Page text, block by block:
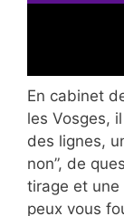
En cabinet
les Vosges,
des lignes,
non”, de
tirage et
peux vous